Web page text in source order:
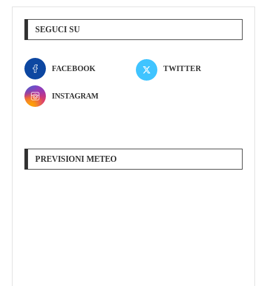
SEGUCI SU
FACEBOOK TWITTER
INSTAGRAM
PREVISIONI METEO